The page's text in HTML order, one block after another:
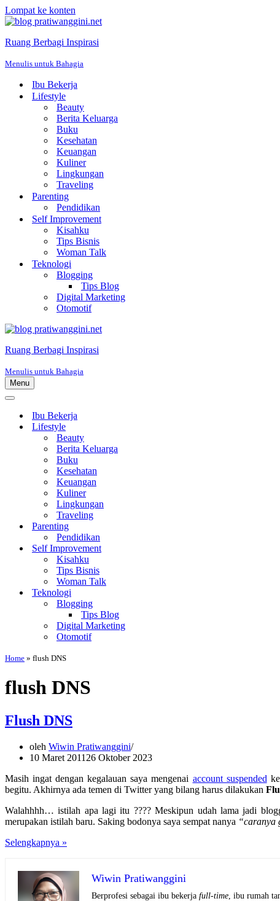
Lompat ke konten
Ruang Berbagi Inspirasi
Menulis untuk Bahagia
Ibu Bekerja
Lifestyle
Beauty
Berita Keluarga
Buku
Kesehatan
Keuangan
Kuliner
Lingkungan
Traveling
Parenting
Pendidikan
Self Improvement
Kisahku
Tips Bisnis
Woman Talk
Teknologi
Blogging
Tips Blog
Digital Marketing
Otomotif
Ruang Berbagi Inspirasi
Menulis untuk Bahagia
Menu
Menu
Menu
NavigasiIbu Bekerja
Lifestyle
Beauty
Berita Keluarga
Buku
Kesehatan
Keuangan
Kuliner
Lingkungan
Traveling
Parenting
Pendidikan
Self Improvement
Kisahku
Tips Bisnis
Woman Talk
Teknologi
Blogging
Tips Blog
Digital Marketing
Otomotif
Home » flush DNS
flush DNS
Flush DNS
oleh Wiwin Pratiwanggini
10 Maret 2011 26 Oktober 2023
Masih ingat dengan kegalauan saya mengenai account suspended
begitu. Akhirnya ada temen di Twitter yang bilang harus dilakukan
Walahhhh… istilah apa lagi itu ???? Meskipun udah lama jadi
merupakan istilah baru. Saking bodonya saya sempat nanya “caranya
Selengkapnya »
Wiwin Pratiwanggini
Berprofesi sebagai ibu bekerja full-time , ibu rumah